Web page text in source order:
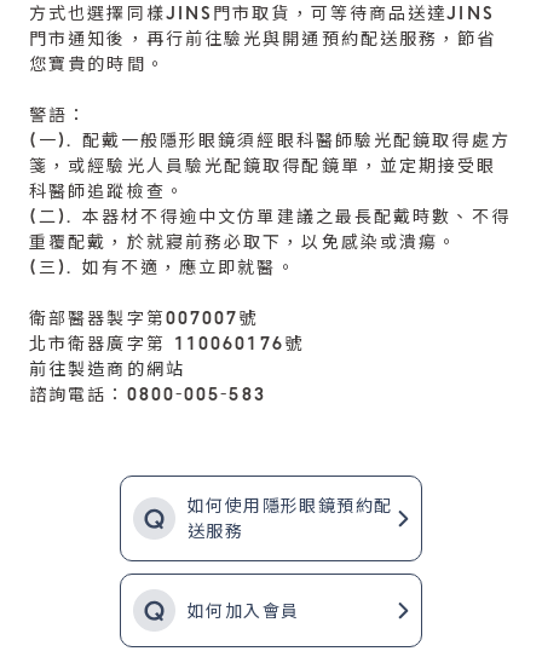
方式也選擇同樣JINS門市取貨，可等待商品送達JINS
門市通知後，再行前往驗光與開通預約配送服務，節省
您寶貴的時間。
警語：
(一). 配戴一般隱形眼鏡須經眼科醫師驗光配鏡取得處方
箋，或經驗光人員驗光配鏡取得配鏡單，並定期接受眼
科醫師追蹤檢查。
(二). 本器材不得逾中文仿單建議之最長配戴時數、不得
重覆配戴，於就寢前務必取下，以免感染或潰瘍。
(三). 如有不適，應立即就醫。
衛部醫器製字第007007號
北市衛器廣字第 110060176號
前往製造商的網站
諮詢電話：0800-005-583
如何使用隱形眼鏡預約配
送服務
如何加入會員